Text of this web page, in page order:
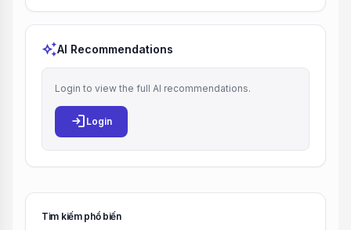
auto_awesomeAI Recommendations
Login to view the full AI recommendations.
login Login
Tìm kiếm phổ biến